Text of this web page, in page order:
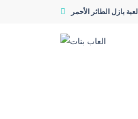
لعبة بازل الطائر الأحمر